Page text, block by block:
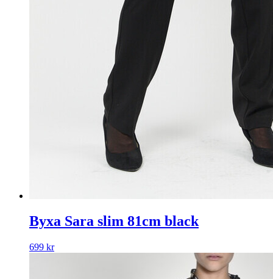
Byxa Sara slim 81cm black
699 kr